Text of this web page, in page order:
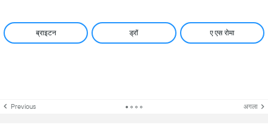
ब्राइटन ड्रॉ ए एस रोमा
Previous अगला